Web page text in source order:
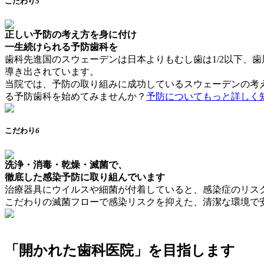
正しい予防の考え方を身に付け
一生続けられる予防歯科を
歯科先進国のスウェーデンは日本よりもむし歯は1/2以下、
導き出されています。
当院では、予防の取り組みに成功しているスウェーデンの
る予防歯科を始めてみませんか？ 予防についてもっと詳し
こだわり6
洗浄・消毒・乾燥・滅菌で、
徹底した感染予防に取り組んでいます
治療器具にウイルスや細菌が付着していると、感染症のリ
こだわりの滅菌フローで感染リスクを抑えた、清潔な環境
「開かれた歯科医院」を目指します